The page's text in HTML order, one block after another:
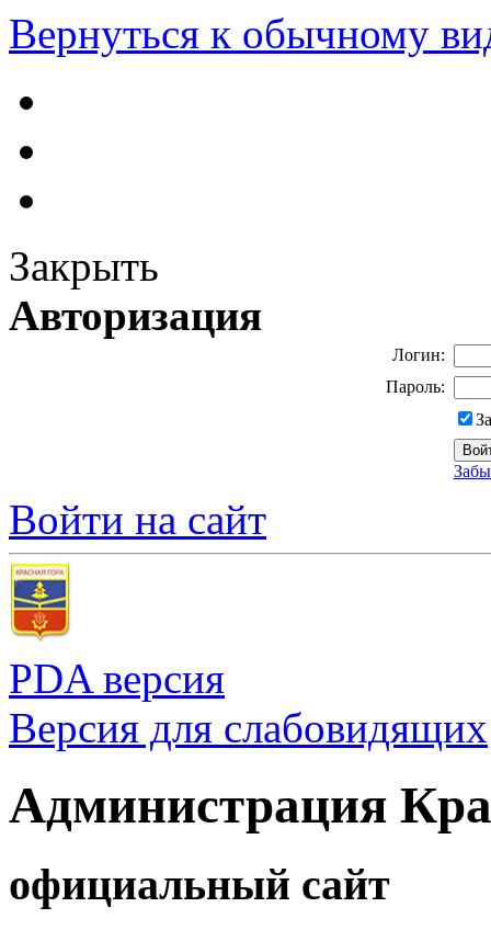
Вернуться к обычному
Закрыть
Авторизация
Логин:
Пароль:
Войти на сайт
PDA версия
Версия для слабовидящих
Администрация
официальный сайт